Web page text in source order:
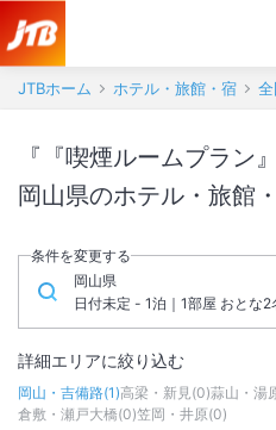
JTBホーム ホテル・旅館・宿
『『喫煙ルームプラン
岡山県のホテル・旅館
条件を変更する
岡山県
日付未定 - 1泊｜1部屋 おとな2
詳細エリアに絞り込む
岡山・吉備路(1)高梁・新見(0)蒜山・湯
倉敷・瀬戸大橋(0)笠岡・井原(0)